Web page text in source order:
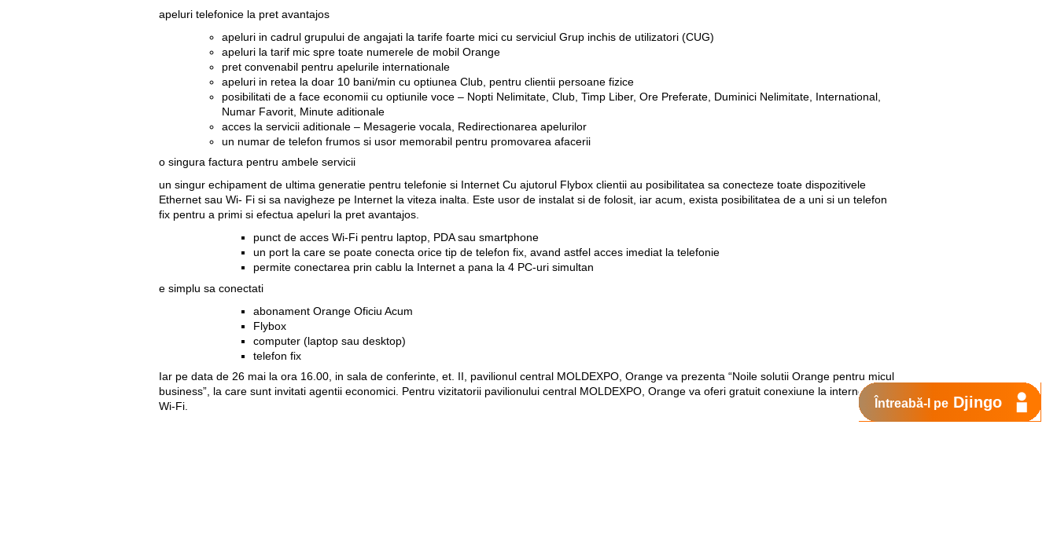
apeluri telefonice la pret avantajos
apeluri in cadrul grupului de angajati la tarife foarte mici cu serviciul Grup inchis de utilizatori (CUG)
apeluri la tarif mic spre toate numerele de mobil Orange
pret convenabil pentru apelurile internationale
apeluri in retea la doar 10 bani/min cu optiunea Club, pentru clientii persoane fizice
posibilitati de a face economii cu optiunile voce – Nopti Nelimitate, Club, Timp Liber, Ore Preferate, Duminici Nelimitate, International,
Numar Favorit, Minute aditionale
acces la servicii aditionale – Mesagerie vocala, Redirectionarea apelurilor
un numar de telefon frumos si usor memorabil pentru promovarea afacerii
o singura factura pentru ambele servicii
un singur echipament de ultima generatie pentru telefonie si Internet Cu ajutorul Flybox clientii au posibilitatea sa conecteze toate dispozitivele
Ethernet sau Wi- Fi si sa navigheze pe Internet la viteza inalta. Este usor de instalat si de folosit, iar acum, exista posibilitatea de a uni si un telefon
fix pentru a primi si efectua apeluri la pret avantajos.
punct de acces Wi-Fi pentru laptop, PDA sau smartphone
un port la care se poate conecta orice tip de telefon fix, avand astfel acces imediat la telefonie
permite conectarea prin cablu la Internet a pana la 4 PC-uri simultan
e simplu sa conectati
abonament Orange Oficiu Acum
Flybox
computer (laptop sau desktop)
telefon fix
Iar pe data de 26 mai la ora 16.00, in sala de conferinte, et. II, pavilionul central MOLDEXPO, Orange va prezenta “Noile solutii Orange pentru micul
business”, la care sunt invitati agentii economici. Pentru vizitatorii pavilionului central MOLDEXPO, Orange va oferi gratuit conexiune la internet prin
Wi-Fi.
Întreabă-l pe Djingo